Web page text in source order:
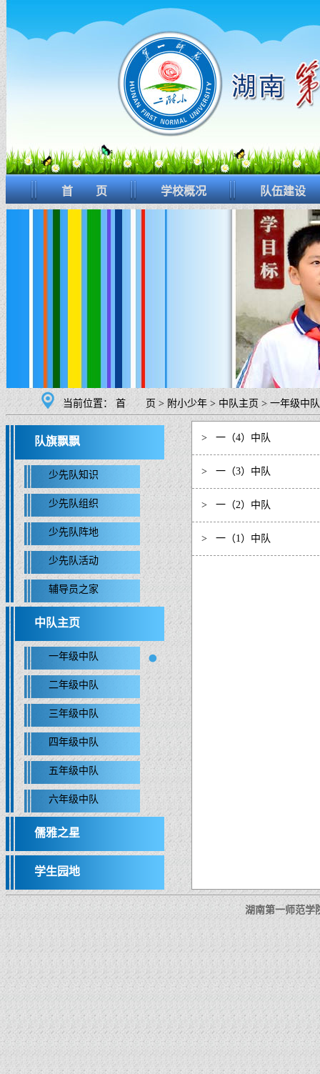
首 页 学校概况 队伍建设
当前位置：首 页 > 附小少年 > 中队主页 > 一年级中队
队旗飘飘
少先队知识
少先队组织
少先队阵地
少先队活动
辅导员之家
中队主页
一年级中队
二年级中队
三年级中队
四年级中队
五年级中队
六年级中队
儒雅之星
学生园地
> 一（4）中队
> 一（3）中队
> 一（2）中队
> 一（1）中队
湖南第一师范